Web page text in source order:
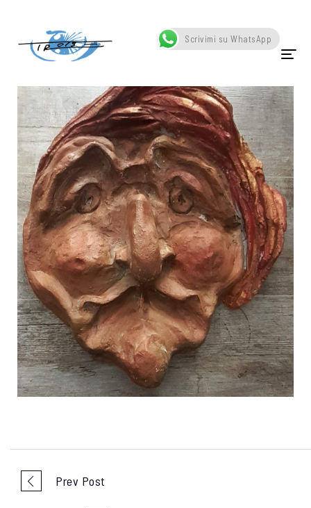
HOME
CHI SONO
OPERE
SCATTI
SCULTURE
VIDEO
NEWS
Prev Post
Scrivimi su WhatsApp